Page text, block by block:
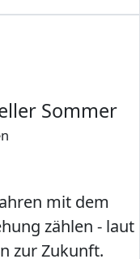
Sommer
mit dem
zählen - laut
zur Zukunft.